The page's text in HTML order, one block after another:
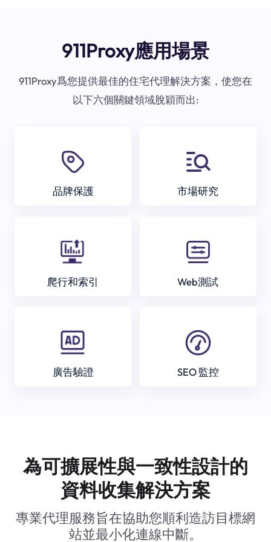
911Proxy應用場景
911Proxy爲您提供最佳的住宅代理解決方案，使您在
以下六個關鍵領域脫穎而出:
品牌保護 市場研究
爬行和索引 Web測試
廣告驗證 SEO 監控
為可擴展性與一致性設計的
資料收集解決方案
專業代理服務旨在協助您順利造訪目標網
站並最小化連線中斷。